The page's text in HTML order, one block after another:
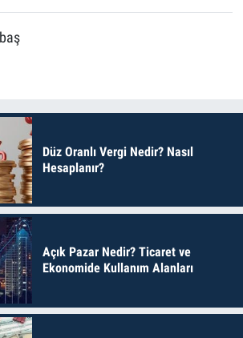
Düz Oranlı Vergi Nedir? Nasıl
Hesaplanır?
Açık Pazar Nedir? Ticaret ve
Ekonomide Kullanım Alanları